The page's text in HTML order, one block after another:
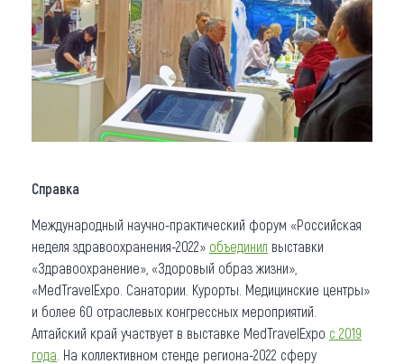
Справка
Международный научно-практический форум «Российская
неделя здравоохранения-2022» объединил выставки
«Здравоохранение», «Здоровый образ жизни»,
«MedTravelExpo. Санатории. Курорты. Медицинские центры»
и более 60 отраслевых конгрессных мероприятий.
Алтайский край участвует в выставке MedTravelExpo с 2019
года . На коллективном стенде региона-2022 сферу